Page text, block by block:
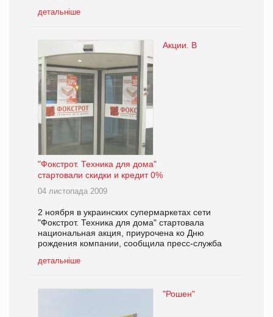
детальніше
Акции. В
"Фокстрот. Техника для дома"
стартовали скидки и кредит 0%
04 листопада 2009
2 ноября в украинских супермаркетах сети
"Фокстрот. Техника для дома" стартовала
национальная акция, приурочена ко Дню
рождения компании, сообщила пресс-служба
детальніше
"Рошен"